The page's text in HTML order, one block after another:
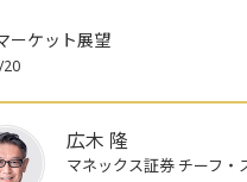
ーケット展望
広木 隆
マネックス証券 チーフ・